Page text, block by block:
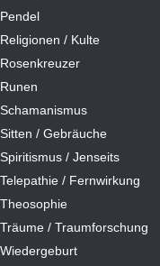
Pendel
Religionen / Kulte
Rosenkreuzer
Runen
Schamanismus
Sitten / Gebräuche
Spiritismus / Jenseits
Telepathie / Fernwirkung
Theosophie
Träume / Traumforschung
Wiedergeburt